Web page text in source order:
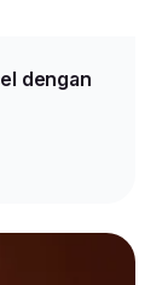
dengan